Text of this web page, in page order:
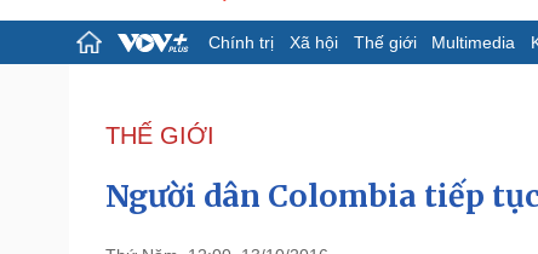
Chính trị Xã hội Thế giới Multimedia
Đảng
Tổ chức nhân sự
Nhận diện sự thật
Dấu ấn VOV
THẾ GIỚI
Người dân Colombia tiếp